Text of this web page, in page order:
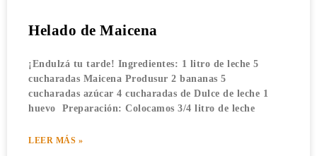
Helado de Maicena
¡Endulzá tu tarde! Ingredientes: 1 litro de leche 5
cucharadas Maicena Produsur 2 bananas 5
cucharadas azúcar 4 cucharadas de Dulce de leche 1
huevo Preparación: Colocamos 3/4 litro de leche
LEER MÁS »